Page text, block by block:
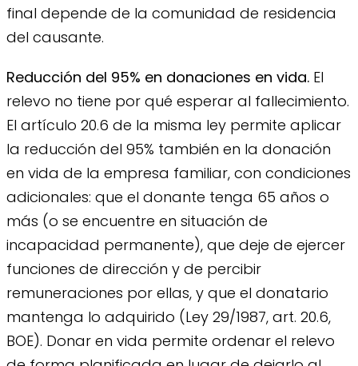
final depende de la comunidad de residencia
del causante.
Reducción del 95% en donaciones en vida. El
relevo no tiene por qué esperar al fallecimiento.
El artículo 20.6 de la misma ley permite aplicar
la reducción del 95% también en la donación
en vida de la empresa familiar, con condiciones
adicionales: que el donante tenga 65 años o
más (o se encuentre en situación de
incapacidad permanente), que deje de ejercer
funciones de dirección y de percibir
remuneraciones por ellas, y que el donatario
mantenga lo adquirido (Ley 29/1987, art. 20.6,
BOE). Donar en vida permite ordenar el relevo